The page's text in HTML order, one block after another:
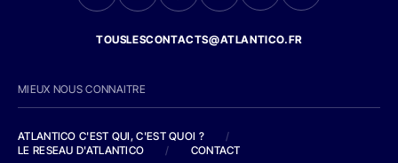
TOUSLESCONTACTS@ATLANTICO.FR
MIEUX NOUS CONNAITRE
ATLANTICO C'EST QUI, C'EST QUOI ?
/
LE RESEAU D'ATLANTICO
/ CONTACT